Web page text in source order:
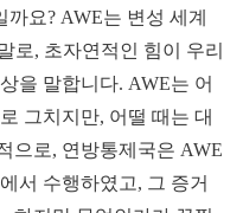
요? AWE는 변성 세계
로, 초자연적인 힘이 우리
을 말합니다. AWE는 어
그치지만, 어떨 때는 대
으로, 연방통제국은 AWE
서 수행하였고, 그 증거